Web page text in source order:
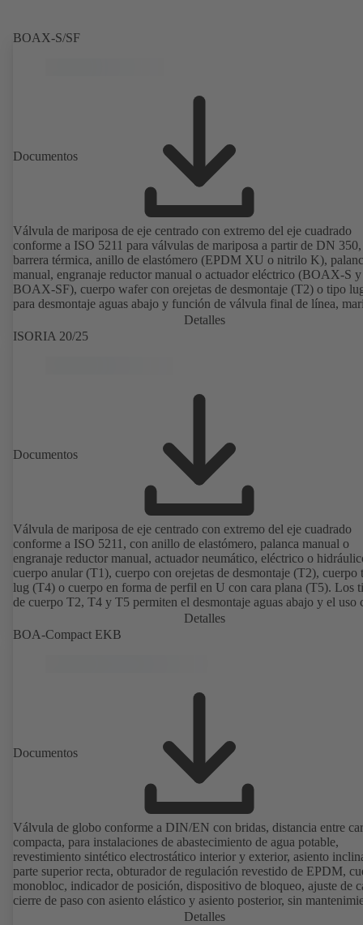
BOAX-S/SF
Documentos
Válvula de mariposa de eje centrado con extremo del eje cuadrado
conforme a ISO 5211 para válvulas de mariposa a partir de DN
barrera térmica, anillo de elastómero (EPDM XU o nitrilo K),
manual, engranaje reductor manual o actuador eléctrico (BOAX-S y
BOAX-SF), cuerpo wafer con orejetas de desmontaje (T2) o tipo
para desmontaje aguas abajo y función de válvula final de línea,
de acero inoxidable 1.4308, conexiones según EN.
Detalles
ISORIA 20/25
Documentos
Válvula de mariposa de eje centrado con extremo del eje cuadrado
conforme a ISO 5211, con anillo de elastómero, palanca manual o
engranaje reductor manual, actuador neumático, eléctrico o
cuerpo anular (T1), cuerpo con orejetas de desmontaje (T2), cuerpo
lug (T4) o cuerpo en forma de perfil en U con cara plana (T5). Los
de cuerpo T2, T4 y T5 permiten el desmontaje aguas abajo y el uso
válvula de final de línea con una contrabrida. Conexiones según EN,
ASME, JIS.
Detalles
BOA-Compact EKB
Documentos
Válvula de globo conforme a DIN/EN con bridas, distancia entre
compacta, para instalaciones de abastecimiento de agua potable,
revestimiento sintético electrostático interior y exterior, asiento
parte superior recta, obturador de regulación revestido de EPDM,
monobloc, indicador de posición, dispositivo de bloqueo, ajuste de
cierre de paso con asiento elástico y asiento posterior, sin
Detalles